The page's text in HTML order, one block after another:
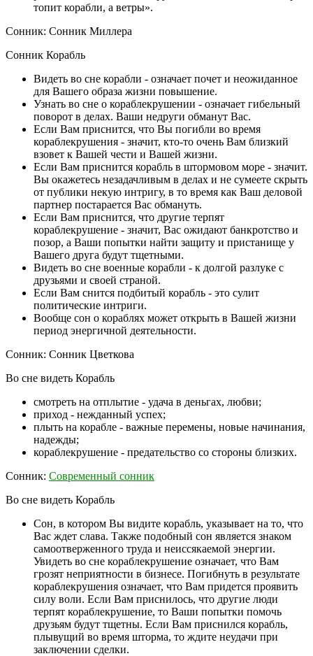
топит корабли, а ветры».
Сонник: Сонник Миллера
Сонник Корабль
Видеть во сне корабли - означает почет и неожиданное
для Вашего образа жизни повышение.
Узнать во сне о кораблекрушении - означает гибельный
поворот в делах. Ваши недруги обманут Вас.
Если Вам приснится, что Вы погибли во время
кораблекрушения - значит, кто-то очень Вам близкий
взовет к Вашей чести и Вашей жизни.
Если Вам приснится корабль в штормовом море - значит.
Вы окажетесь незадачливым в делах и не сумеете скрыть
от публики некую интригу, в то время как Ваш деловой
партнер постарается Вас обмануть.
Если Вам приснится, что другие терпят
кораблекрушение - значит, Вас ожидают банкротство и
позор, а Ваши попытки найти защиту и пристанище у
Вашего друга будут тщетными.
Видеть во сне военные корабли - к долгой разлуке с
друзьями и своей страной.
Если Вам снится подбитый корабль - это сулит
политические интриги.
Вообще сон о кораблях может открыть в Вашей жизни
период энергичной деятельности.
Сонник: Сонник Цветкова
Во сне видеть Корабль
смотреть на отплытие - удача в деньгах, любви;
приход - нежданный успех;
плыть на корабле - важные перемены, новые начинания,
надежды;
кораблекрушение - предательство со стороны близких.
Сонник: Современный сонник
Во сне видеть Корабль
Сон, в котором Вы видите корабль, указывает на то, что
Вас ждет слава. Также подобный сон является знаком
самоотверженного труда и неиссякаемой энергии.
Увидеть во сне кораблекрушение означает, что Вам
грозят неприятности в бизнесе. Погибнуть в результате
кораблекрушения означает, что Вам придется проявить
силу воли. Если Вам приснилось, что другие люди
терпят кораблекрушение, то Ваши попытки помочь
друзьям будут тщетны. Если Вам приснился корабль,
плывущий во время шторма, то ждите неудачи при
заключении сделки.